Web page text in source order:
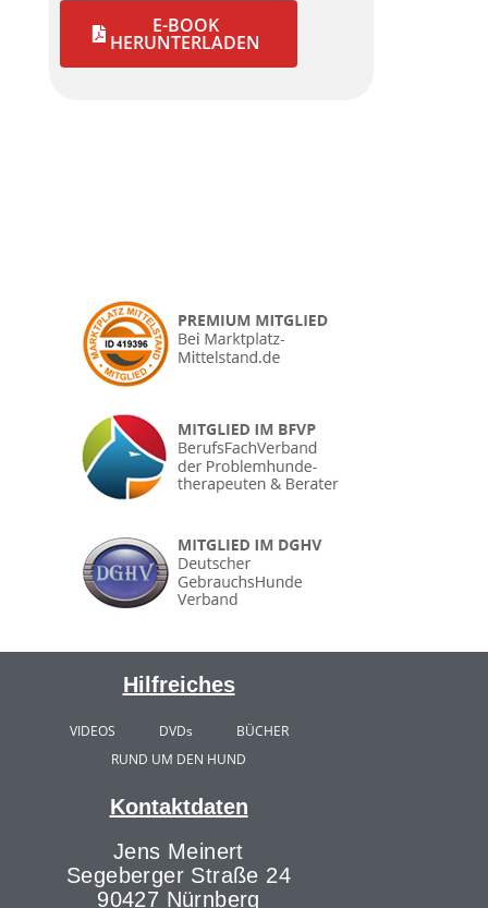
E-BOOK
HERUNTERLADEN
Hilfreiches
VIDEOS DVDs
BÜCHER
RUND UM DEN HUND
Kontaktdaten
Jens Meinert
Segeberger Straße 24
90427 Nürnberg